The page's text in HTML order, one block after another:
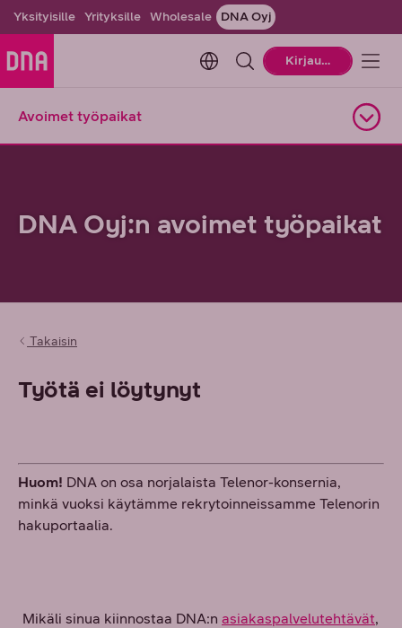
Yksityisille Yrityksille Wholesale DNA Oyj
Change language. Current
Kirjaudu
Avoimet työpaikat
DNA Oyj:n avoimet työpaikat
Takaisin
Työtä ei löytynyt
Huom! DNA on osa norjalaista Telenor-konsernia,
minkä vuoksi käytämme rekrytoinneissamme Telenorin
hakuportaalia.
Mikäli sinua kiinnostaa DNA:n asiakaspalvelutehtävät,